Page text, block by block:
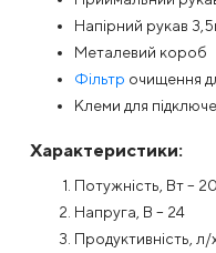
Напірний рукав
Металевий короб
Фільтр очищення
Клеми для
Характеристики:
Потужність, Вт –
Напруга, В – 24
Продуктивність, л/